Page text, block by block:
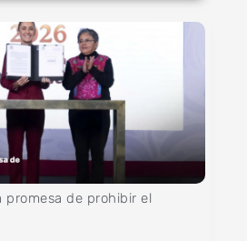
promesa de prohibir el